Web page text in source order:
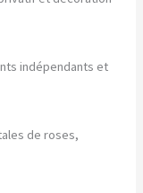
indépendants et
de roses,